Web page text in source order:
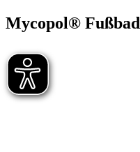
Mycopol® Fußbad